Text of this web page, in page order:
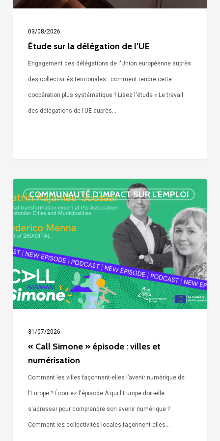
03/08/2026
Étude sur la délégation de l’UE
Engagement des délégations de l'Union européenne auprès
des collectivités territoriales : comment rendre cette
coopération plus systématique ? Lisez l'étude « Le travail
des délégations de l’UE auprès…
COMMUNAUTÉ D'IMPACT SUR L'EMPLOI
Simone »
épisode
:
villes
et
numérisation
31/07/2026
« Call Simone » épisode : villes et
numérisation
Comment les villes façonnent-elles l’avenir numérique de
l’Europe ? Écoutez l'épisode À qui l'Europe doit-elle
s'adresser pour comprendre son avenir numérique ?
Comment les collectivités locales façonnent-elles…